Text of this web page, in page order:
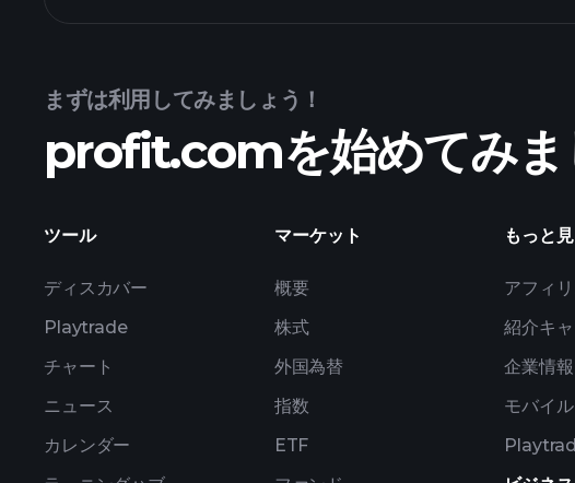
まずは利用してみましょう！
profit.comを始めてみま
ツール
ディスカバー
Playtrade
チャート
ニュース
カレンダー
マーケット
概要
株式
外国為替
指数
ETF
もっと
アフィ
紹介キ
企業情報
モバイ